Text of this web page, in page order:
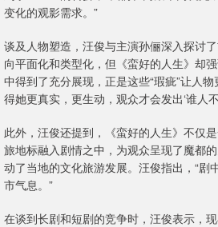
变化的观影需求。”
谈及人物塑造，汪俊与主演孙俪深入探讨
向平面化和类型化，但《蛮好的人生》却
中得到了充分展现，正是这些“瑕疵”让人
得她更真实，更生动，观众才会发出‘谁人
此外，汪俊还提到，《蛮好的人生》不仅
旅地标融入剧情之中，为观众呈现了魔都
动了当地的文化旅游发展。汪俊指出，“
市气息。”
在谈到长剧和短剧的竞争时，汪俊表示，